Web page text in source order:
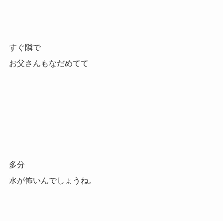
すぐ隣で
お父さんもなだめてて
多分
水が怖いんでしょうね。